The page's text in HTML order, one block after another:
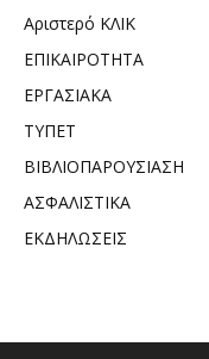
Αριστερό ΚΛΙΚ
ΕΠΙΚΑΙΡΟΤΗΤΑ
ΕΡΓΑΣΙΑΚΑ
ΤΥΠΕΤ
ΒΙΒΛΙΟΠΑΡΟΥΣΙΑΣΗ
ΑΣΦΑΛΙΣΤΙΚΑ
ΕΚΔΗΛΩΣΕΙΣ